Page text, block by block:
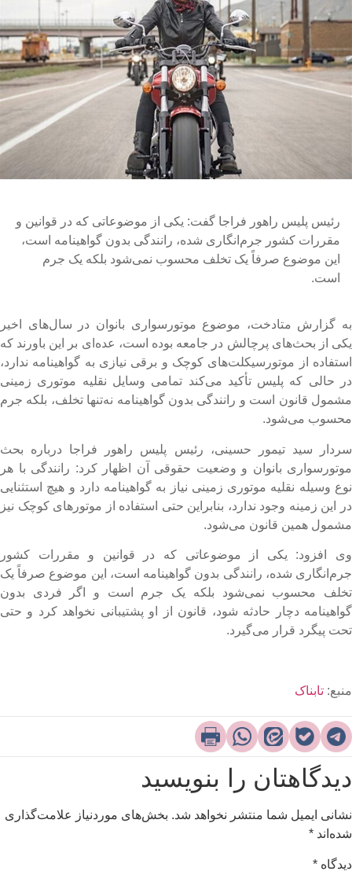
رئیس پلیس راهور فراجا گفت: یکی از موضوعاتی که در قوانین و
مقررات کشور جرم‌انگاری شده، رانندگی بدون گواهینامه است،
این موضوع صرفاً یک تخلف محسوب نمی‌شود بلکه یک جرم
است.
گزارش متادخت، موضوع موتورسواری بانوان در سال‌های اخیر
از بحث‌های پرچالش در جامعه بوده است، عده‌ای بر این باورند که
از موتورسیکلت‌های کوچک و برقی نیازی به گواهینامه ندارد،
حالی که پلیس تأکید می‌کند تمامی وسایل نقلیه موتوری زمینی
قانون است و رانندگی بدون گواهینامه نه‌تنها تخلف، بلکه جرم
می‌شود.
سید تیمور حسینی، رئیس پلیس راهور فراجا درباره بحث
بانوان و وضعیت حقوقی آن اظهار کرد: رانندگی با هر
وسیله نقلیه موتوری زمینی نیاز به گواهینامه دارد و هیچ استثنایی
این زمینه وجود ندارد، بنابراین حتی استفاده از موتور‌های کوچک نیز
همین قانون می‌شود.
افزود: یکی از موضوعاتی که در قوانین و مقررات کشور
شده، رانندگی بدون گواهینامه است، این موضوع صرفاً یک
محسوب نمی‌شود بلکه یک جرم است و اگر فردی بدون
دچار حادثه شود، قانون از او پشتیبانی نخواهد کرد و حتی
پیگرد قرار می‌گیرد.
تابناک
را بنویسید
ایمیل شما منتشر نخواهد شد. بخش‌های موردنیاز علامت‌گذاری
*
*